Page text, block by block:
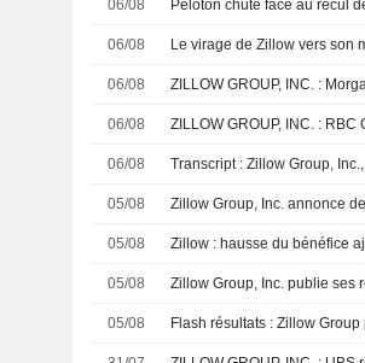
06/08
06/08
06/08 ZILLOW GROUP, INC. :
06/08 ZILLOW GROUP, INC. :
06/08 Transcript : Zillow Group,
05/08 Zillow Group, Inc. annonce
05/08 Zillow : hausse du bénéfice
05/08
05/08